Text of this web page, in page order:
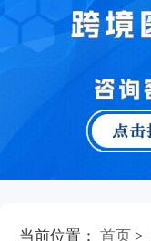
当前位置： 首页 >